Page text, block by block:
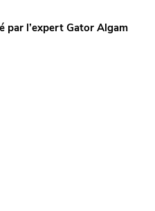
par l’expert GatorAlgam